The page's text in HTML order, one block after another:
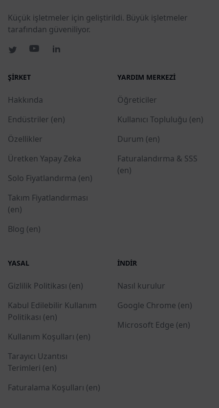
Küçük işletmeler için geliştirildi. Büyük işletmeler
tarafından güveniliyor.
ŞIRKET
Hakkında
Endüstriler (en)
Özellikler
Üretken Yapay Zeka
Solo Fiyatlandırma (en)
Takım Fiyatlandırması
(en)
Blog (en)
YARDIM MERKEZI
Öğreticiler
Kullanıcı Topluluğu (en)
Durum (en)
Faturalandırma & SSS
(en)
YASAL
Gizlilik Politikası (en)
Kabul Edilebilir Kullanım
Politikası (en)
Kullanım Koşulları (en)
Tarayıcı Uzantısı
Terimleri (en)
Faturalama Koşulları (en)
İNDIR
Nasıl kurulur
Google Chrome (en)
Microsoft Edge (en)